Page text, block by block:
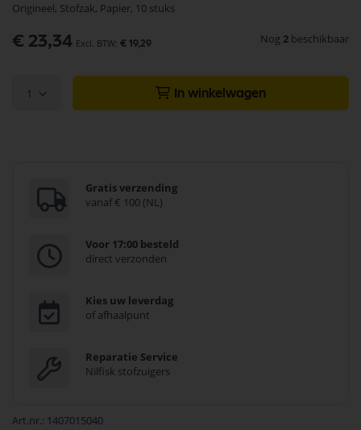
Origineel, Stofzak, Papier, 10 stuks
€ 23,34 € 19,29 Nog 2 beschikbaar
1 In winkelwagen
Gratis verzending
vanaf € 100 (NL)
Voor 17:00 besteld
direct verzonden
Kies uw leverdag
of afhaalpunt
Reparatie Service
Nilfisk stofzuigers
Art.nr. 1407015040
afbeeldingen-